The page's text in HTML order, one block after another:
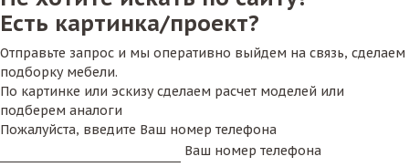
Есть картинка/проект?
Отправьте запрос и мы оперативно выйдем на связь, сделаем
подборку мебели.
По картинке или эскизу сделаем расчет моделей или
подберем аналоги
Пожалуйста, введите Ваш номер телефона
Ваш номер телефона